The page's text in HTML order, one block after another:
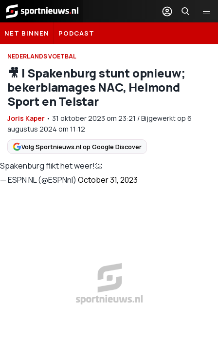
Sportnieuws.nl
NET BINNEN PODCAST
NEDERLANDS VOETBAL
🎥 | Spakenburg stunt opnieuw;
bekerblamages NAC, Helmond
Sport en Telstar
Joris Kaper • 31 oktober 2023 om 23:21 /Bijgewerkt op 6
augustus 2024 om 11:12
Volg Sportnieuws.nl op Google Discover
Spakenburg flikt het weer!👏
— ESPN NL (@ESPNnl) October 31, 2023